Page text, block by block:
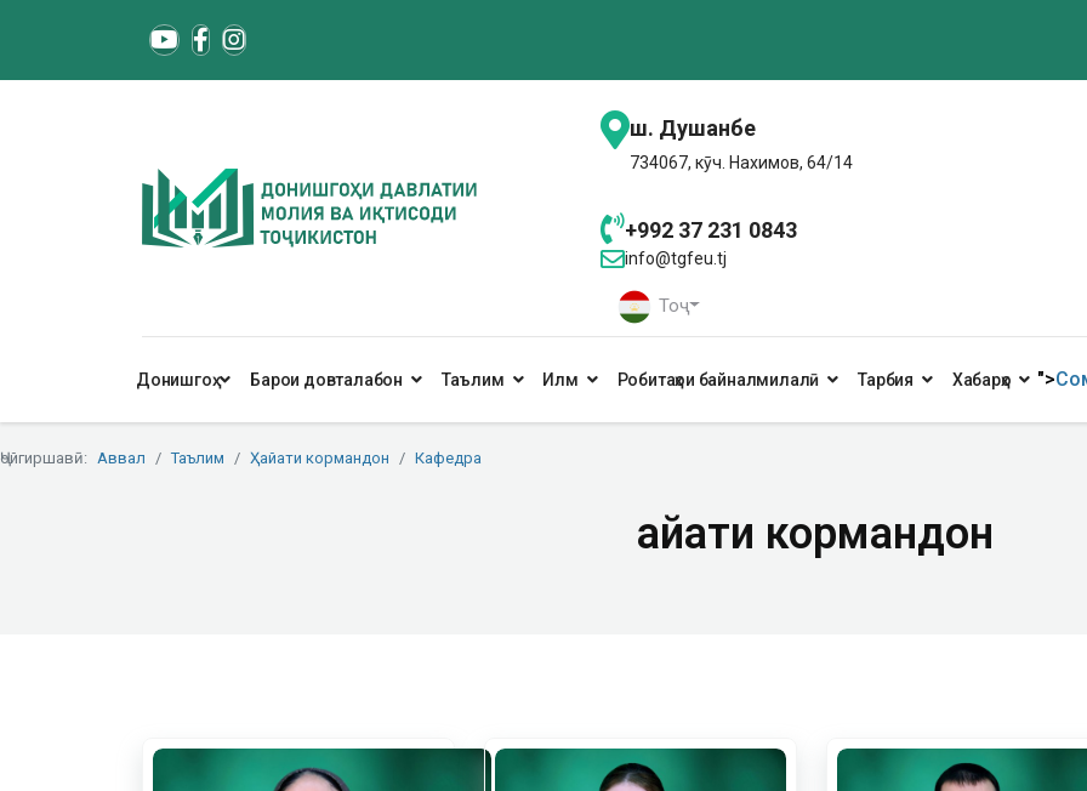
ш. Душанбе
734067, кӯч. Нахимов, 64/14
+992 37 231 0843
info@tgfeu.tj
Тоҷ
Донишгоҳ Барои довталабон Таълим Илм Робитаҳои байналмилалӣ Тарбия Хабарҳо ">
Ҷойгиршавӣ: Аввал Таълим Ҳайати кормандон Кафедра
Ҳайати кормандон